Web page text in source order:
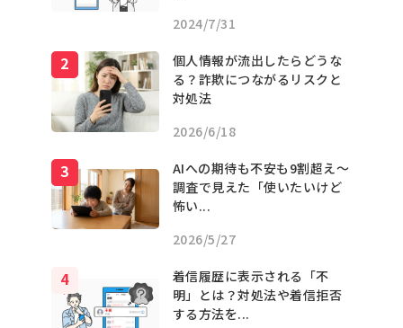
2024/7/31
個人情報が流出したらどうな
る？詐欺につながるリスクと
対処法
2026/6/18
AIへの期待も不安も9割超え〜
調査で見えた「使いたいけど
怖い...
2026/5/27
着信履歴に表示される「不
明」とは？対処法や着信拒否
する方法を...